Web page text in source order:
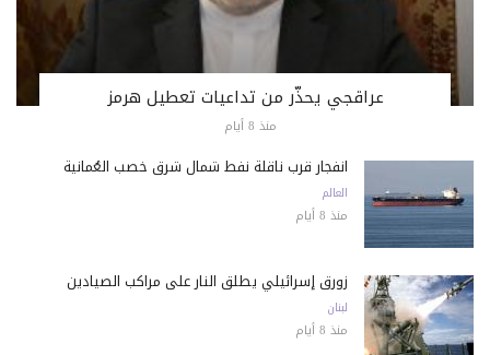
عراقجي يحذّر من تداعيات تعطيل هرمز
منذ 8 أيام
انفجار قرب ناقلة نفط شمال شرق خصب العُمانية
العالم
منذ 8 أيام
زورق إسرائيلي يطلق النار على مراكب الصيادين
لبنان
منذ 8 أيام